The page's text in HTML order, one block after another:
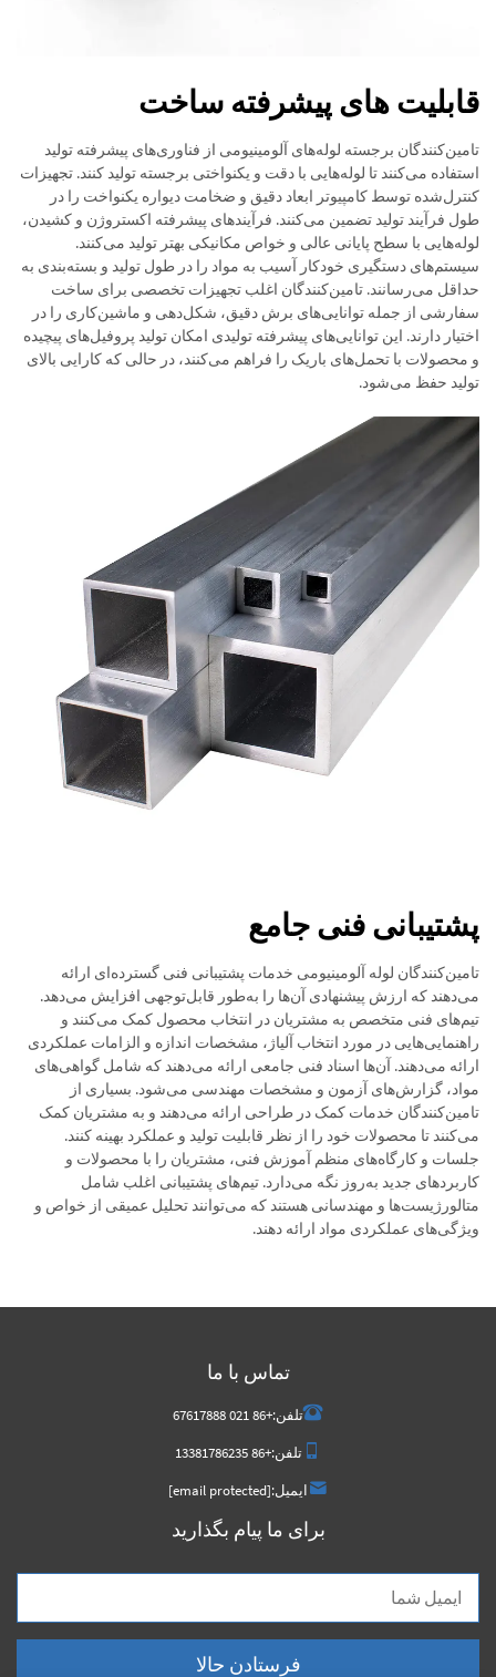
قابلیت های پیشرفته ساخت
تامین‌کنندگان برجسته لوله‌های آلومینیومی از فناوری‌های پیشرفته تولید
استفاده می‌کنند تا لوله‌هایی با دقت و یکنواختی برجسته تولید کنند. تجهیزات
کنترل‌شده توسط کامپیوتر ابعاد دقیق و ضخامت دیواره یکنواخت را در
طول فرآیند تولید تضمین می‌کنند. فرآیندهای پیشرفته اکستروژن و کشیدن،
لوله‌هایی با سطح پایانی عالی و خواص مکانیکی بهتر تولید می‌کنند.
سیستم‌های دستگیری خودکار آسیب به مواد را در طول تولید و بسته‌بندی به
حداقل می‌رسانند. تامین‌کنندگان اغلب تجهیزات تخصصی برای ساخت
سفارشی از جمله توانایی‌های برش دقیق، شکل‌دهی و ماشین‌کاری را در
اختیار دارند. این توانایی‌های پیشرفته تولیدی امکان تولید پروفیل‌های پیچیده
و محصولات با تحمل‌های باریک را فراهم می‌کنند، در حالی که کارایی بالای
تولید حفظ می‌شود.
پشتیبانی فنی جامع
تامین‌کنندگان لوله آلومینیومی خدمات پشتیبانی فنی گسترده‌ای ارائه
می‌دهند که ارزش پیشنهادی آن‌ها را به‌طور قابل‌توجهی افزایش می‌دهد.
تیم‌های فنی متخصص به مشتریان در انتخاب محصول کمک می‌کنند و
راهنمایی‌هایی در مورد انتخاب آلیاژ، مشخصات اندازه و الزامات عملکردی
ارائه می‌دهند. آن‌ها اسناد فنی جامعی ارائه می‌دهند که شامل گواهی‌های
مواد، گزارش‌های آزمون و مشخصات مهندسی می‌شود. بسیاری از
تامین‌کنندگان خدمات کمک در طراحی ارائه می‌دهند و به مشتریان کمک
می‌کنند تا محصولات خود را از نظر قابلیت تولید و عملکرد بهینه کنند.
جلسات و کارگاه‌های منظم آموزش فنی، مشتریان را با محصولات و
کاربردهای جدید به‌روز نگه می‌دارد. تیم‌های پشتیبانی اغلب شامل
متالورژیست‌ها و مهندسانی هستند که می‌توانند تحلیل عمیقی از خواص و
ویژگی‌های عملکردی مواد ارائه دهند.
تماس با ما
تلفن:+86 021 67617888
تلفن:+86 13381786235
ایمیل:[email protected]
برای ما پیام بگذارید
فرستادن حالا